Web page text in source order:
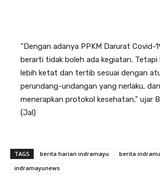
“Dengan adanya PPKM Darurat Covid-
berarti tidak boleh ada kegiatan.
lebih ketat dan tertib sesuai dengan
perundang-undangan yang nerlaku,
menerapkan protokol kesehatan,” ujar
(Jal)
TAGS berita harian indramayu berita
indramayunews